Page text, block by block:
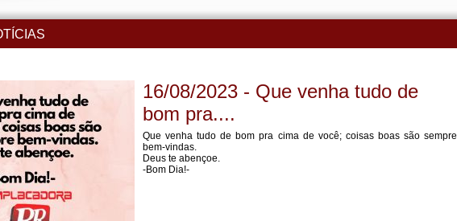
16/08/2023 - Que venha tudo de
bom pra....
Que venha tudo de bom pra cima de você; coisas boas são sempre
bem-vindas.
Deus te abençoe.
-Bom Dia!-